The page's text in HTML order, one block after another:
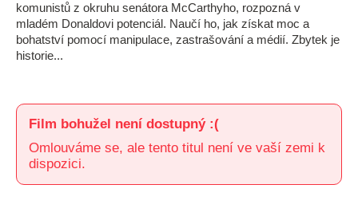
komunistů z okruhu senátora McCarthyho, rozpozná v
mladém Donaldovi potenciál. Naučí ho, jak získat moc a
bohatství pomocí manipulace, zastrašování a médií. Zbytek je
historie...
Film bohužel není dostupný :(
Omlouváme se, ale tento titul není ve vaší zemi k
dispozici.